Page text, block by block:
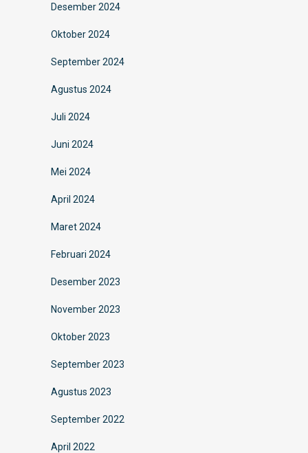
Desember 2024
Oktober 2024
September 2024
Agustus 2024
Juli 2024
Juni 2024
Mei 2024
April 2024
Maret 2024
Februari 2024
Desember 2023
November 2023
Oktober 2023
September 2023
Agustus 2023
September 2022
April 2022